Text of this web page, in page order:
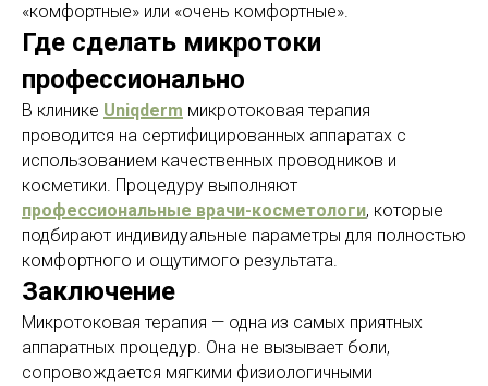
«комфортные» или «очень комфортные».
Где сделать микротоки
профессионально
В клинике Uniqderm микротоковая терапия
проводится на сертифицированных аппаратах с
использованием качественных проводников и
косметики. Процедуру выполняют
профессиональные врачи-косметологи, которые
подбирают индивидуальные параметры для полностью
комфортного и ощутимого результата.
Заключение
Микротоковая терапия — одна из самых приятных
аппаратных процедур. Она не вызывает боли,
сопровождается мягкими физиологичными